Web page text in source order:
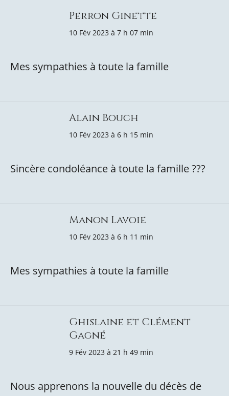
Perron Ginette
10 Fév 2023 à 7 h 07 min
Mes sympathies à toute la famille
Alain Bouch
10 Fév 2023 à 6 h 15 min
Sincère condoléance à toute la famille ???
Manon Lavoie
10 Fév 2023 à 6 h 11 min
Mes sympathies à toute la famille
Ghislaine et Clément
Gagné
9 Fév 2023 à 21 h 49 min
Nous apprenons la nouvelle du décès de